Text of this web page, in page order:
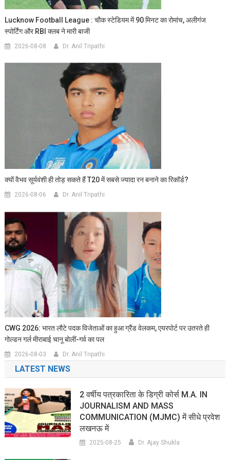
Lucknow Football League : चौक स्टेडियम में 90 मिनट का रोमांच, अलीगंज
स्पोर्टिंग और RBI क्लब ने मारी बाजी
2026-08-08 Dr. Anil Tripathi
क्यों वैभव सूर्यवंशी ही तोड़ सकते हैं T20 में सबसे ज्यादा रन बनाने का रिकॉर्ड?
2026-08-06 Dr. Anil Tripathi
CWG 2026: भारत लौटे पदक विजेताओं का हुआ ग्रैंड वेलकम, एयरपोर्ट पर उतरते ही
गोल्डन गर्ल मीराबाई चानू बोलीं-गर्व का पल
2026-08-03 Dr. Anil Tripathi
LATEST NEWS
2 वर्षीय पत्रकारिता के डिग्री कोर्स M.A. IN
JOURNALISM AND MASS
COMMUNICATION (MJMC) में सीधे प्रवेश
लखनऊ में
2025-08-25 Dr. Ajay Shukla